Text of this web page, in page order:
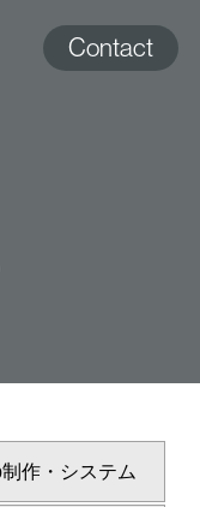
Contact
作・システム